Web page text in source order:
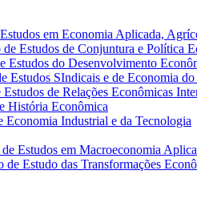
em Economia Aplicada,
Estudos de Conjuntura e Política
Estudos do Desenvolvimento
Estudos SIndicais e de Economia
de Relações Econômicas
História Econômica
Industrial e da Tecnologia
Estudos em Macroeconomia
Estudo das Transformações